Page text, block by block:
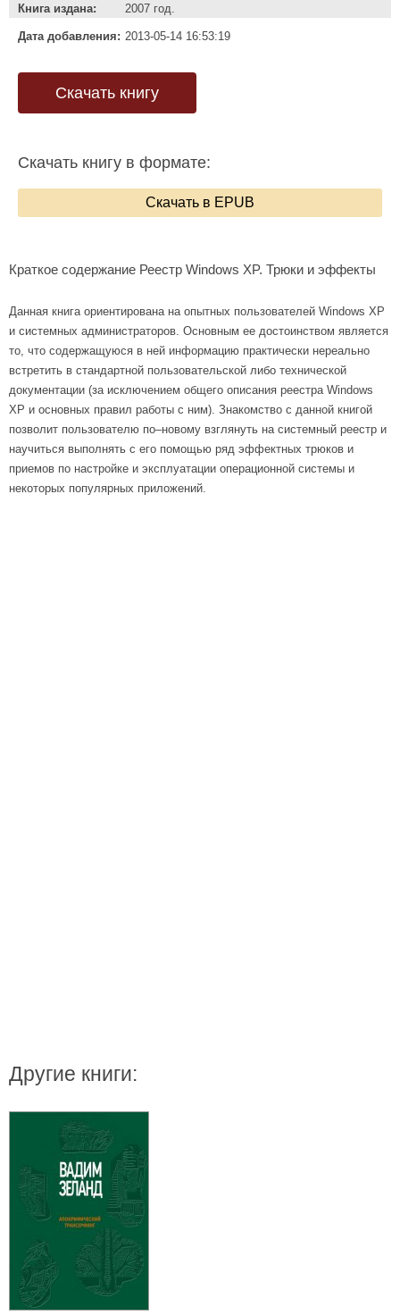
Книга издана: 2007 год.
Дата добавления: 2013-05-14 16:53:19
Скачать книгу
Скачать книгу в формате:
Скачать в EPUB
Краткое содержание Реестр Windows XP. Трюки и эффекты
Данная книга ориентирована на опытных пользователей Windows XP
и системных администраторов. Основным ее достоинством является
то, что содержащуюся в ней информацию практически нереально
встретить в стандартной пользовательской либо технической
документации (за исключением общего описания реестра Windows
XP и основных правил работы с ним). Знакомство с данной книгой
позволит пользователю по–новому взглянуть на системный реестр и
научиться выполнять с его помощью ряд эффектных трюков и
приемов по настройке и эксплуатации операционной системы и
некоторых популярных приложений.
Другие книги: